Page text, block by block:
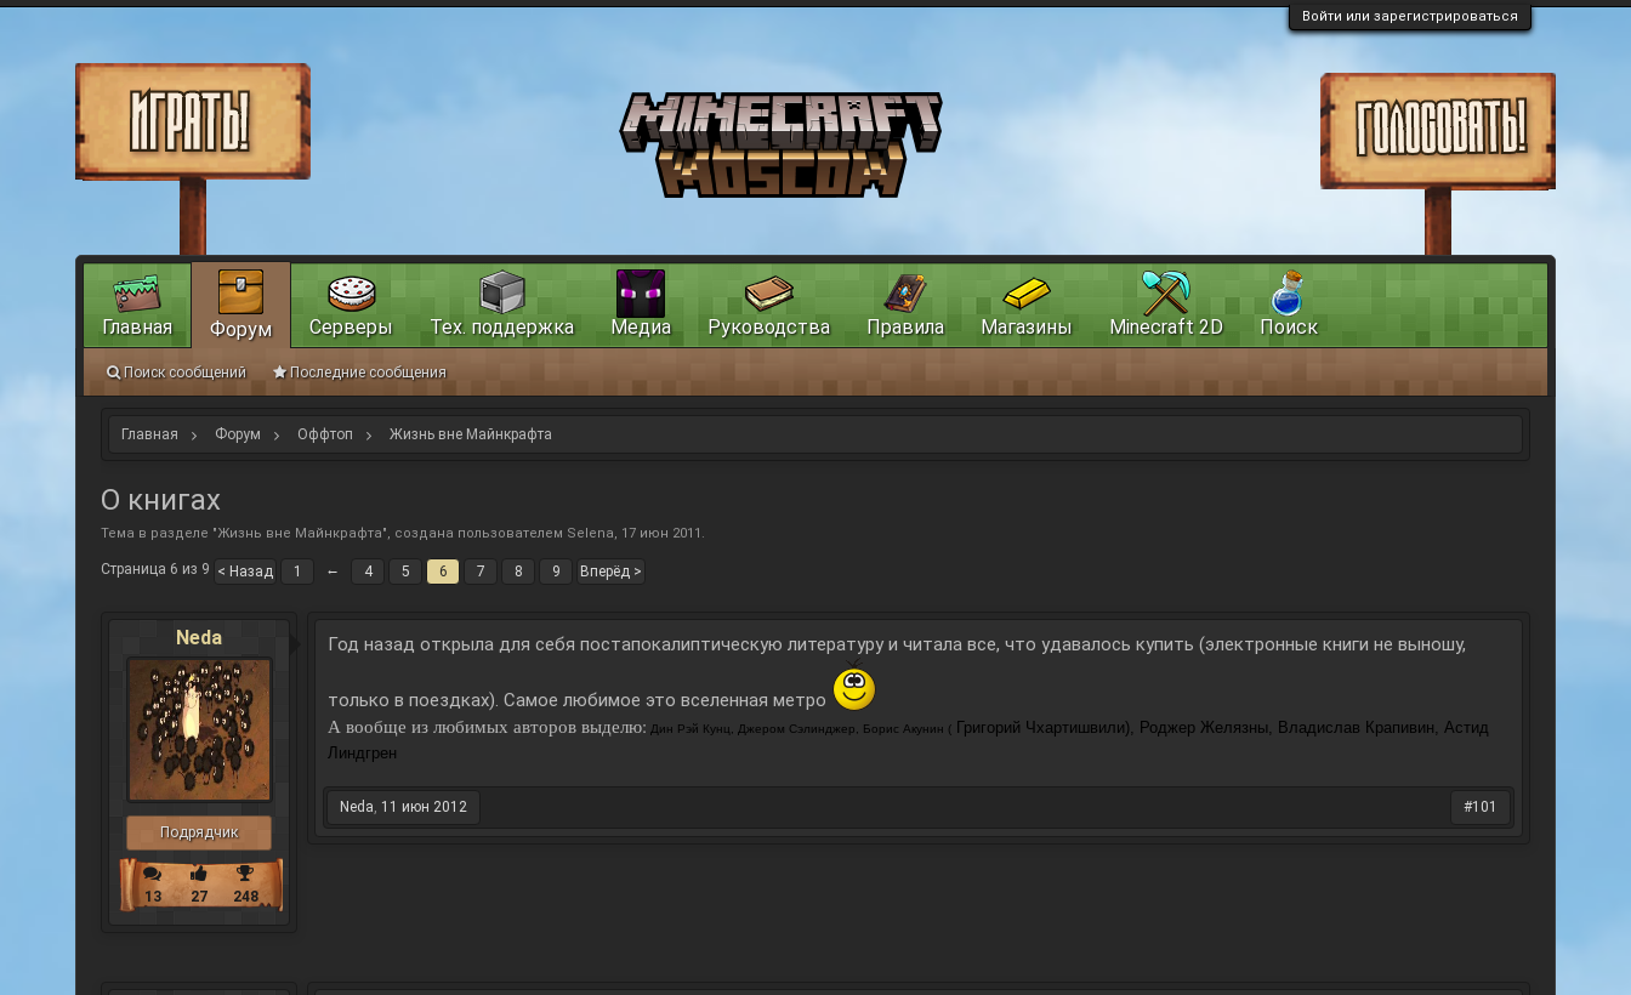
Войти или зарегистрироваться
Главная Форум Оффтоп Жизнь вне Майнкрафта
О книгах
Тема в разделе "Жизнь вне Майнкрафта", создана пользователем Selena, 17 июн 2011 .
Страница 6 из 9 < Назад 1 ← 4 5 6 7 8 9 Вперёд >
Neda
Подрядчик
13 27 248
Год назад открыла для себя постапокалиптическую литературу и читала все, что удавалось купить (электронные книги не выношу,
только в поездках). Самое любимое это вселенная метро
А вообще из любимых авторов выделю: Дин Рэй Кунц, Джером Сэлинджер, Борис Акунин ( Григорий Чхартишвили), Роджер Желязны, Владислав Крапивин, Астид
Линдгрен
Neda, 11 июн 2012 #101
Главная Форум
Поиск сообщений Последние сообщения
Серверы Тех. поддержка Медиа Руководства Правила Магазины Minecraft 2D Поиск